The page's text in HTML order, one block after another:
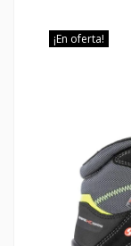
¡En oferta!